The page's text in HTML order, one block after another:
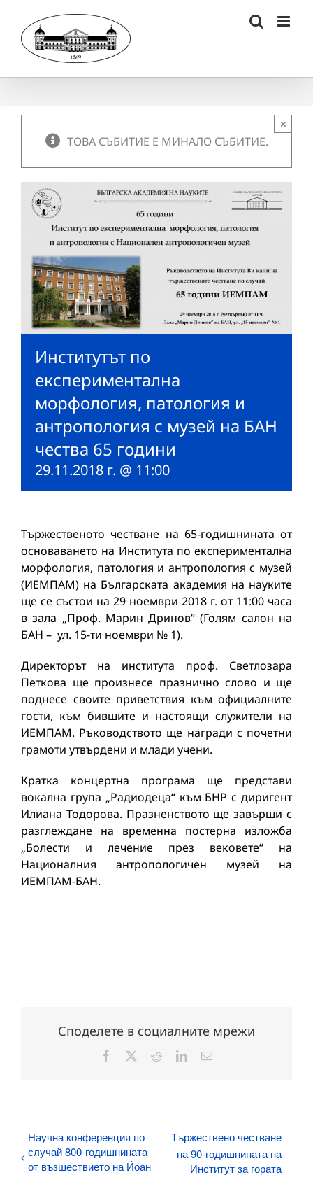
content
ТОВА СЪБИТИЕ Е МИНАЛО СЪБИТИЕ.
×
Институтът по
експериментална
морфология, патология и
антропология с музей на БАН
чества 65 години
29.11.2018 г. @ 11:00
Тържественото честване на 65-годишнината от
основаването на Института по експериментална
морфология, патология и антропология с музей
(ИЕМПАМ) на Българската академия на науките
ще се състои на 29 ноември 2018 г. от 11:00 часа
в зала „Проф. Марин Дринов“ (Голям салон на
БАН – ул. 15-ти ноември № 1).
Директорът на института проф. Светлозара
Петкова ще произнесе празнично слово и ще
поднесе своите приветствия към официалните
гости, към бившите и настоящи служители на
ИЕМПАМ. Ръководството ще награди с почетни
грамоти утвърдени и млади учени.
Кратка концертна програма ще представи
вокална група „Радиодеца“ към БНР с диригент
Илиана Тодорова. Празненството ще завърши с
разглеждане на временна постерна изложба
„Болести и лечение през вековете“ на
Националния антропологичен музей на
ИЕМПАМ-БАН.
Споделете в социалните мрежи
Facebook RedditLinkedInЕлектронна
Научна конференция по
случай 800-годишнината
от възшествието на Йоан
Тържествено честване
на 90-годишнината на
Институт за гората